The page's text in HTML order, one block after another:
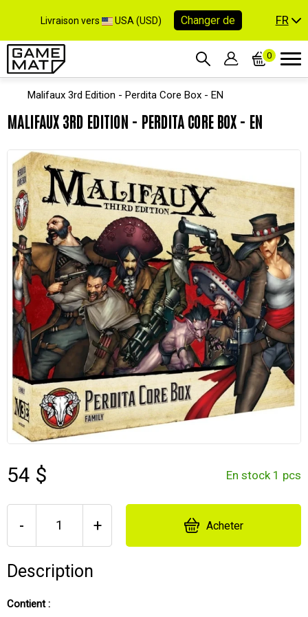
Livraison vers USA (USD) Changer de FR
0
Malifaux 3rd Edition - Perdita Core Box - EN
MALIFAUX 3RD EDITION - PERDITA CORE BOX - EN
54 $ En stock 1 pcs
- + Acheter
Description
Contient :